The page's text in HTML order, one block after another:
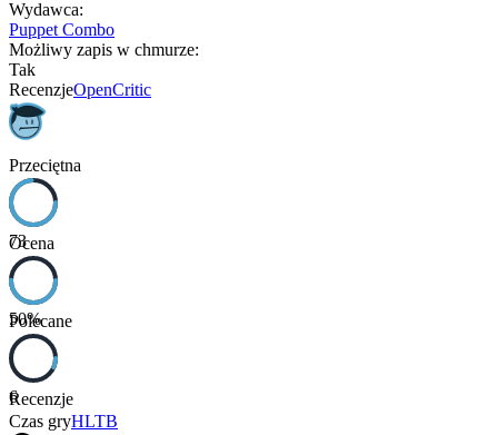
Wydawca:
Puppet Combo
Możliwy zapis w chmurze:
Tak
RecenzjeOpenCritic
Przeciętna
73
Ocena
50%
Polecane
6
Recenzje
Czas gryHLTB